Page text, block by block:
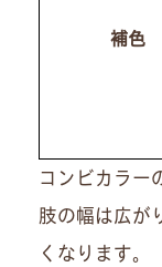
補色
コンビカラー
肢の幅は広が
くなります。